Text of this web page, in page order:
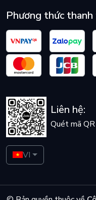
Phương thức
Liên hệ:
Quét mã
VI